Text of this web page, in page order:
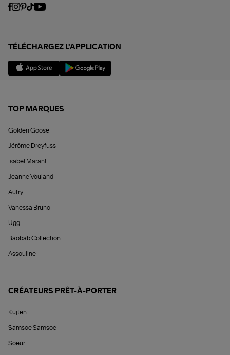
TÉLÉCHARGEZ L'APPLICATION
TOP MARQUES
Golden Goose
Jérôme Dreyfuss
Isabel Marant
Jeanne Vouland
Autry
Vanessa Bruno
Ugg
Baobab Collection
Assouline
CRÉATEURS PRÊT-À-PORTER
Kujten
Samsoe Samsoe
Soeur